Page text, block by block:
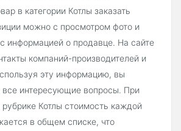
в категории Котлы заказать
можно с просмотром фото и
информацией о продавце. На сайте
компаний-производителей и
эту информацию, вы
все интересующие вопросы. При
рубрике Котлы стоимость каждой
в общем списке, что